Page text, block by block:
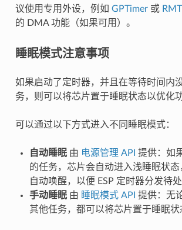
议使用专用外设，例如 GPTimer或 RMT
的 DMA 功能（如果可用）。
睡眠模式注意事项
如果启动了定时器，并且在等待时间内
务，则可以将芯片置于睡眠状态以优化功
可以通过以下方式进入不同睡眠模式：
自动睡眠由 电源管理 API 提供：如
的任务，芯片会自动进入浅睡眠状态
自动唤醒，以便 ESP 定时器分发待
手动睡眠由 睡眠模式 API 提供：无
其他任务，都可以将芯片置于睡眠状